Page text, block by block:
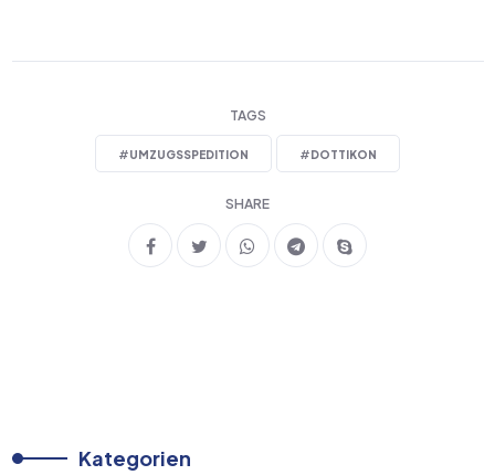
TAGS
#UMZUGSSPEDITION #DOTTIKON
SHARE
Kategorien